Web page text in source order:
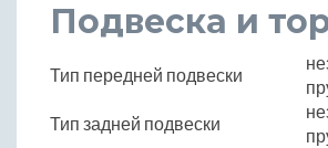
Подвеска и
Тип передней подвески
Тип задней подвески